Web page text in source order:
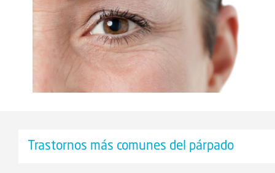
Trastornos más comunes del párpado